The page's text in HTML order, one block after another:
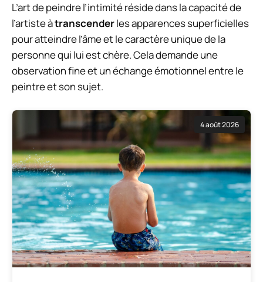
L’art de peindre l’intimité réside dans la capacité de
l’artiste àtranscenderles apparences superficielles
pour atteindre l’âme et le caractère unique de la
personne qui lui est chère. Cela demande une
observation fine et un échange émotionnel entre le
peintre et son sujet.
4 août 2026